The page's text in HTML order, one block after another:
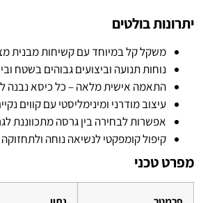
יתרונות בולטים
משקל קל במיוחד עם קשיחות מבנית
נוחות תנועה וביצועים גבוהים בשטח
התאמה אישית מלאה – כל כיסא נבנה
עיצוב מודרני ומינימליסטי עם קווים
אפשרות לבחירה בין גרסה מתכווננת
קיפול קומפקטי לנשיאה נוחה
מפרט טכני